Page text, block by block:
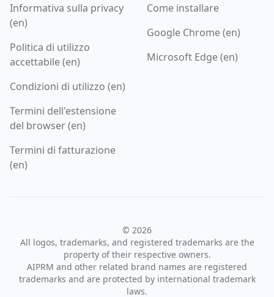
Informativa sulla privacy
(en)
Politica di utilizzo
accettabile (en)
Condizioni di utilizzo (en)
Termini dell'estensione
del browser (en)
Termini di fatturazione
(en)
Come installare
Google Chrome (en)
Microsoft Edge (en)
© 2026
All logos, trademarks, and registered trademarks are the
property of their respective owners.
AIPRM and other related brand names are registered
trademarks and are protected by international trademark
laws.